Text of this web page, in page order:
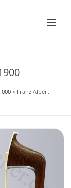
> Franz Albert